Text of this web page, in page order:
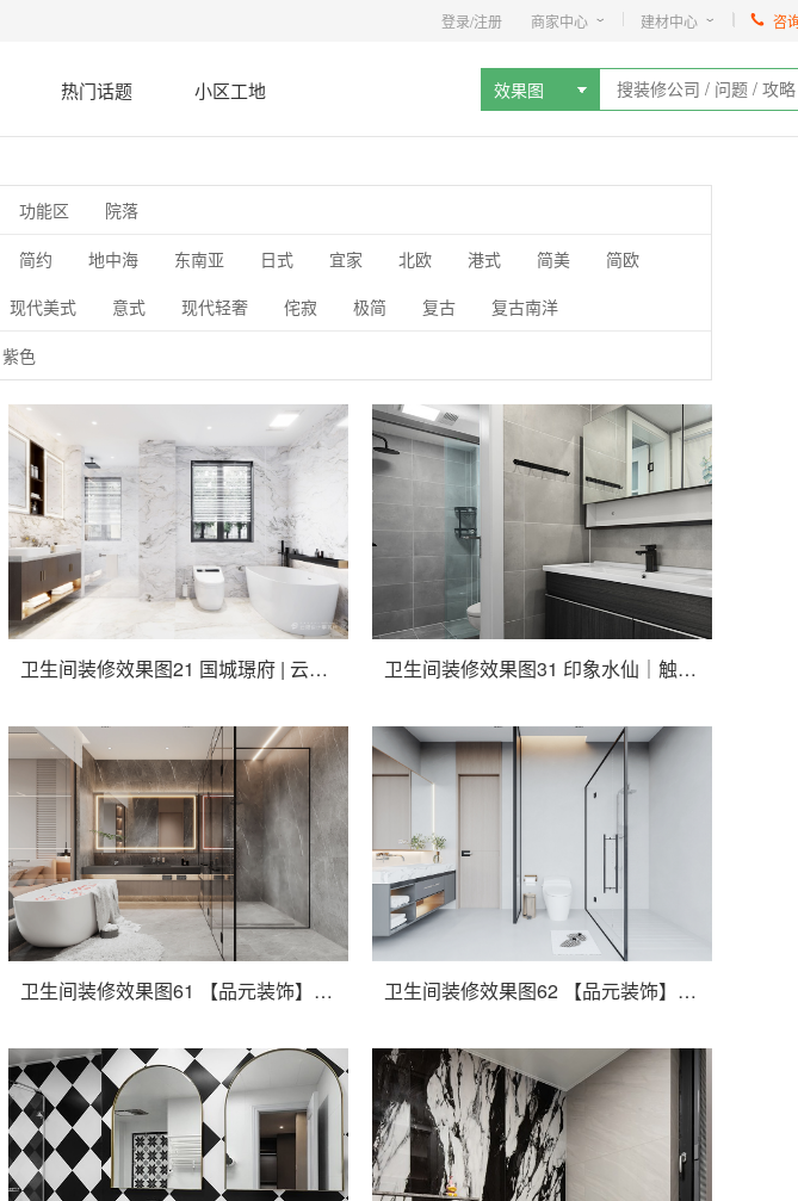
咨
建材中心
商家中心
登录/注册
热门话题 小区工地 效果图
功能区 院落
简约 地中海 东南亚 日式 宜家 北欧 港式 简美
简欧
现代美式 意式 现代轻奢 侘寂 极简 复古 复古南洋
紫色
卫生间装修效果图21 国城璟府 | 云隐设计 卫生间装修效果图31 印象水仙｜触摸自然的温度，感受纯净的生活，79㎡北欧风
卫生间装修效果图61 【品元装饰】恒祥时代广场 现代简约风 卫生间装修效果图62 【品元装饰】恒祥时代广场 现代简约风